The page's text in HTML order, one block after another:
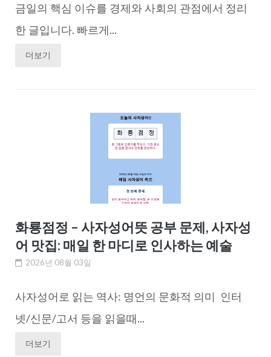
금일의 핵심 이슈를 경제와 사회의 관점에서 정리
한 글입니다. 빠르게...
더보기
화룡점정 – 사자성어뜻 공부 문제, 사자성
어 맛집: 매일 한 마디로 인사하는 예술
2026년 08월 03일
사자성어로 읽는 역사: 명언의 문화적 의미 인터
넷/신문/고서 등을 읽을때...
더보기